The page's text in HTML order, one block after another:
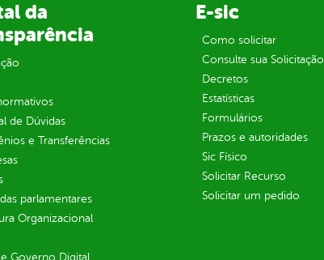
da
de Dúvidas
e Transferências
parlamentares
Organizacional
e Governo Digital
E-sic
Como solicitar
Consulte sua Solicitação
Decretos
Estatísticas
Formulários
Prazos e autoridades
Sic Físico
Solicitar Recurso
Solicitar um pedido